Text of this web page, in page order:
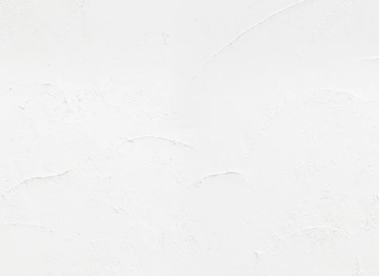
当社は、お客様の個人情報を、お客様に承諾いただいた利用方法およびサービス提
1)お客様およびお取引先様との契約の締結
4. 個人情報の第三者提供について
1)第三者への開示につきまして事前にお客様の同意がある場合
2)お客様へ弊社サービスを提供する上で必要となる業務委託先に、利用目的の達成
3)法律などにより開示が要求される場合
当社は、お客様の個人情報について、正確かつ最新の状態に保ち、お客様の個人
6. 法令・規範の遵守とプライバシーポリシーの改善